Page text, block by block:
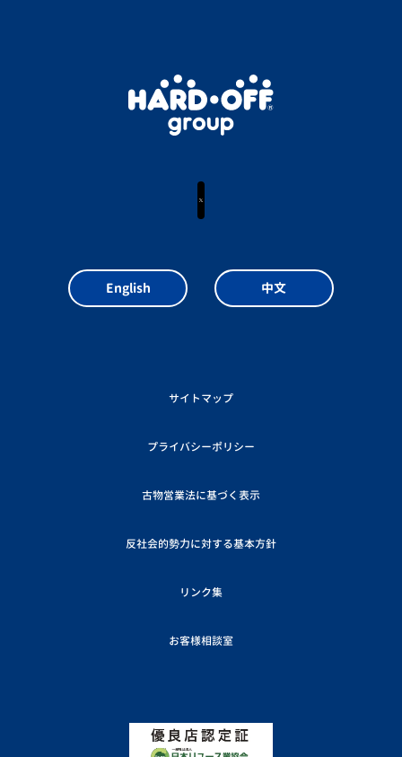
サイトマップ
プライバシーポリシー
古物営業法に基づく表示
反社会的勢力に対する基本方針
リンク集
お客様相談室
English 中文